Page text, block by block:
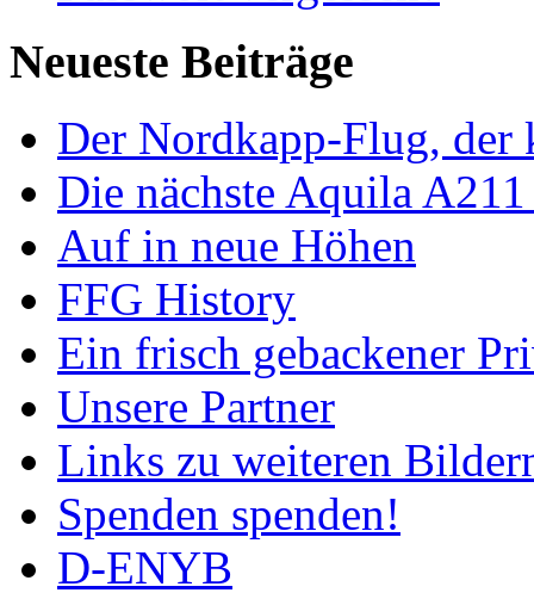
Neueste Beiträge
Der Nordkapp-Flug, der
Die nächste Aquila
Auf in neue Höhen
FFG History
Ein frisch gebackener
Unsere Partner
Links zu weiteren
Spenden spenden!
D-ENYB